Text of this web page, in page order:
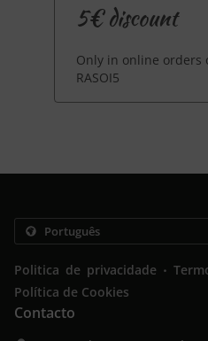
5€ discount
Only in online orders
RASOI5
Politica de privacidade .
Política de Cookies
Contacto